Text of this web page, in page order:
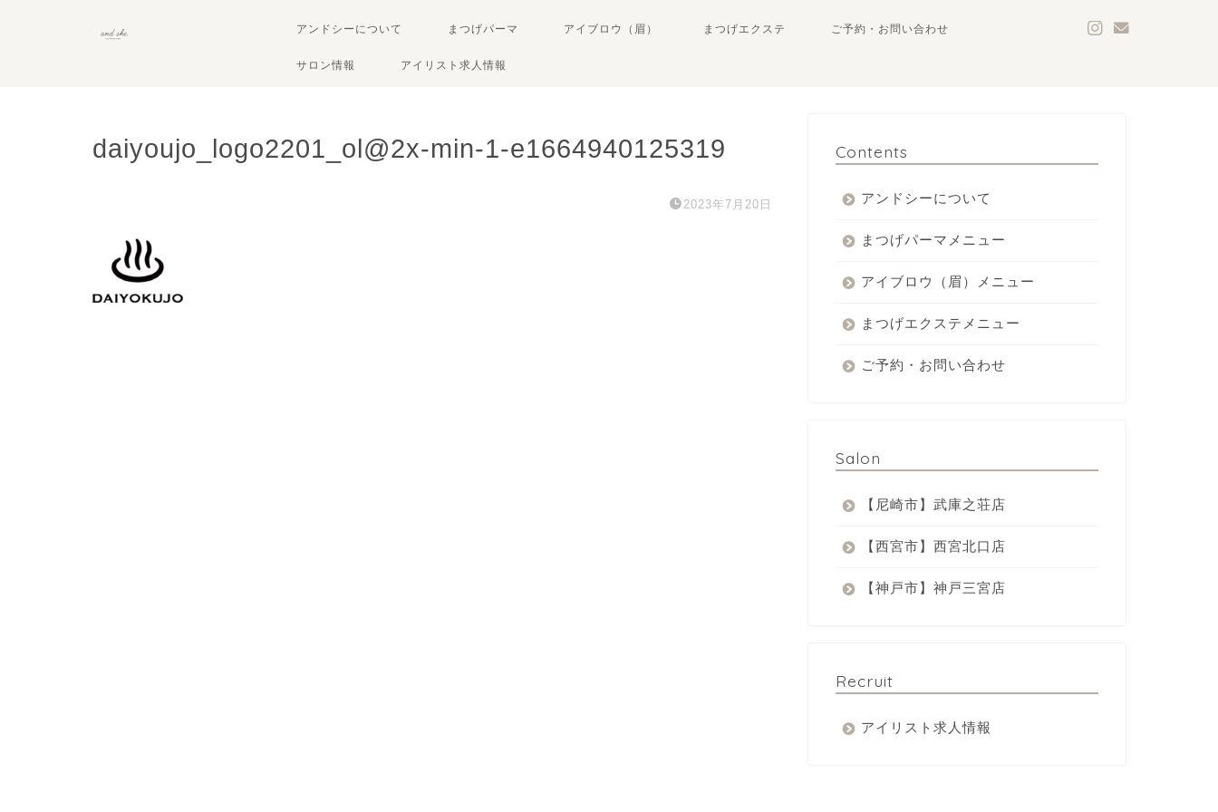
アンドシーについて まつげパーマ アイブロウ（眉） まつげエクステ ご予約・お問い合わせ
サロン情報 アイリスト求人情報
daiyoujo_logo2201_ol@2x-min-1-e1664940125319
2023年7月20日
Contents
アンドシーについて
まつげパーマメニュー
アイブロウ（眉）メニュー
まつげエクステメニュー
ご予約・お問い合わせ
Salon
【尼崎市】武庫之荘店
【西宮市】西宮北口店
【神戸市】神戸三宮店
Recruit
アイリスト求人情報